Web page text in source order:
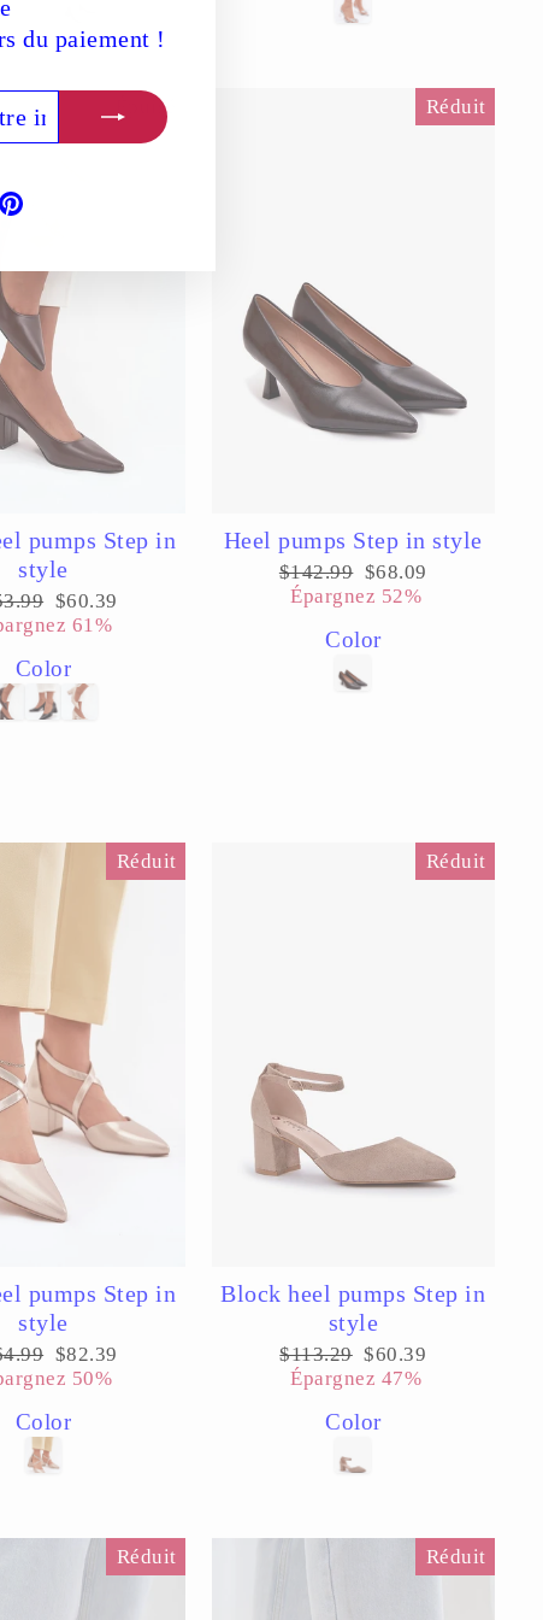
du paiement !
Pinterest
Épuisé
pumps Step in
style
Prix
réduit
$60.39
61%
Color
Réduit
Heel pumps Step in style
Prix
régulier
$142.99 Prix
réduit
$68.09
Épargnez 52%
Color
Réduit
pumps Step in
style
Prix
réduit
$82.39
50%
Color
Réduit
Block heel pumps Step in
style
Prix
régulier
$113.29 Prix
réduit
$60.39
Épargnez 47%
Color
Réduit Réduit